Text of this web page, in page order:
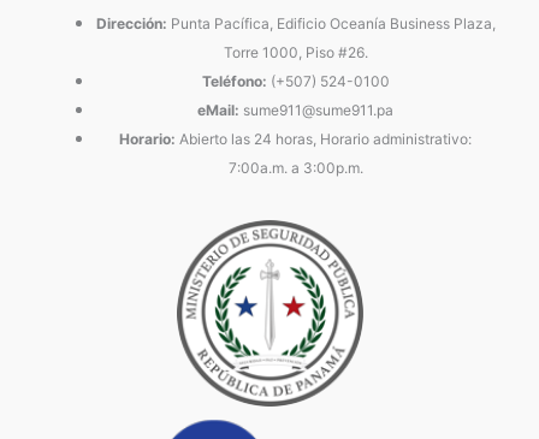
Dirección: Punta Pacífica, Edificio Oceanía Business Plaza,
Torre 1000, Piso #26.
Teléfono: (+507) 524-0100
eMail: sume911@sume911.pa
Horario: Abierto las 24 horas, Horario administrativo:
7:00a.m. a 3:00p.m.